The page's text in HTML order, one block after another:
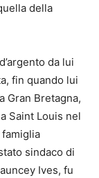
della
da lui
fin quando lui
Gran Bretagna,
Saint Louis nel
sindaco di
Ives, fu